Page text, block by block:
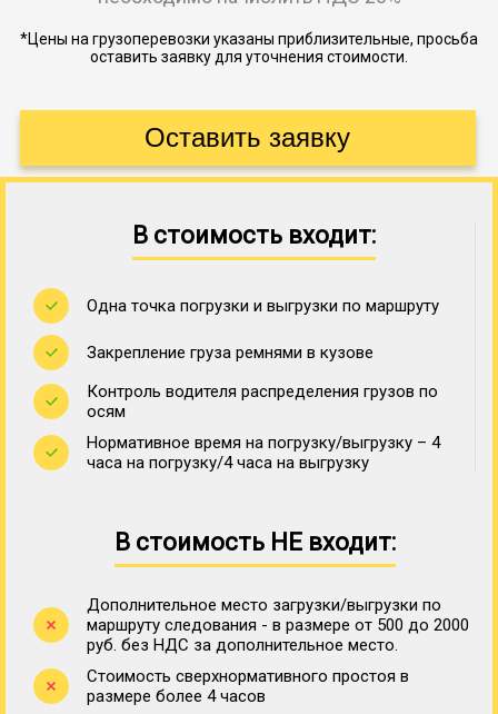
*Цены на грузоперевозки указаны приблизительные, просьба
оставить заявку для уточнения стоимости.
В стоимость входит:
Одна точка погрузки и выгрузки по маршруту
Закрепление груза ремнями в кузове
Контроль водителя распределения грузов по
осям
Нормативное время на погрузку/выгрузку – 4
часа на погрузку/4 часа на выгрузку
В стоимость НЕ входит:
Дополнительное место загрузки/выгрузки по
маршруту следования - в размере от 500 до 2000
руб. без НДС за дополнительное место.
Стоимость сверхнормативного простоя в
размере более 4 часов